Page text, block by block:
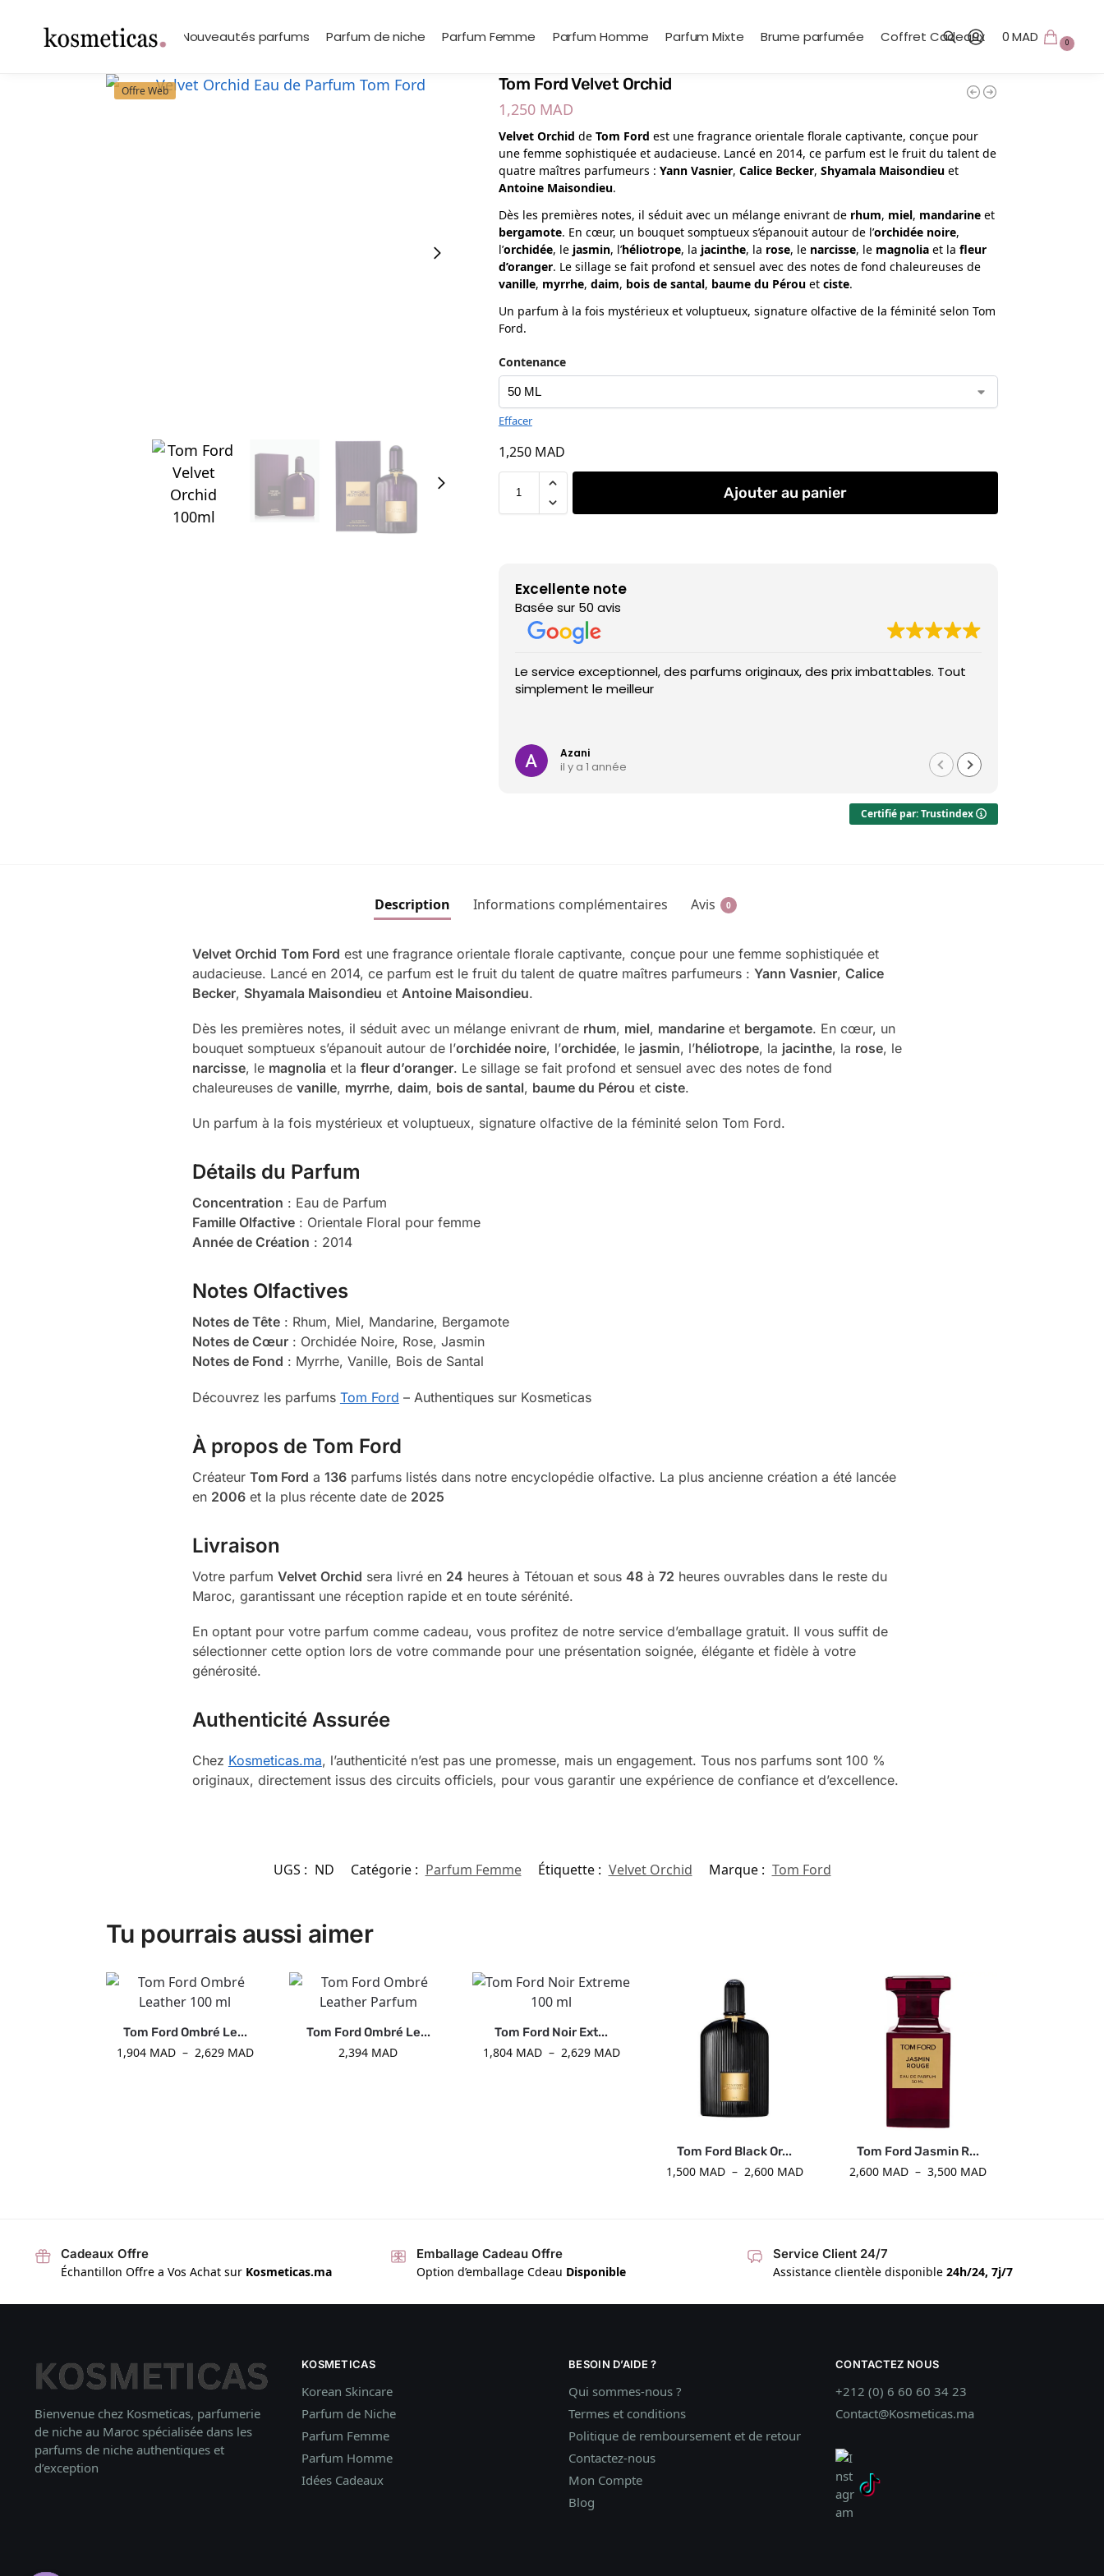
Marques Nouveautés parfums Parfum de niche Parfum Femme Parfum Homme Parfum Mixte Brume parfumée Coffret Cadeaux
Search
0MAD 0
Offre Web
Tom Ford Velvet Orchid
1,250 MAD
Velvet Orchid de Tom Ford est une fragrance orientale florale captivante, conçue pour
une femme sophistiquée et audacieuse. Lancé en 2014, ce parfum est le fruit du talent de
quatre maîtres parfumeurs : Yann Vasnier, Calice Becker, Shyamala Maisondieuet
Antoine Maisondieu.
Dès les premières notes, il séduit avec un mélange enivrant de rhum, miel, mandarineet
bergamote. En cœur, un bouquet somptueux s’épanouit autour de l’orchidée noire,
l’orchidée, le jasmin, l’héliotrope, la jacinthe, la rose, le narcisse, le magnoliaet la fleur
d’oranger. Le sillage se fait profond et sensuel avec des notes de fond chaleureuses de
vanille, myrrhe, daim, bois de santal, baume du Pérouet ciste.
Un parfum à la fois mystérieux et voluptueux, signature olfactive de la féminité selon Tom
Ford.
Contenance
Effacer
1,250 MAD
Ajouter au panier
Excellente note
Basée sur 50 avis
Le service exceptionnel, des parfums originaux, des prix imbattables. Tout
simplement le meilleur
Azani
il y a 1 année
Certifié par: Trustindex
Description Informations complémentaires Avis 0
Velvet Orchid Tom Ford est une fragrance orientale florale captivante, conçue pour une femme sophistiquée et
audacieuse. Lancé en 2014, ce parfum est le fruit du talent de quatre maîtres parfumeurs : Yann Vasnier, Calice
Becker, Shyamala Maisondieu et Antoine Maisondieu.
Dès les premières notes, il séduit avec un mélange enivrant de rhum, miel, mandarineet bergamote. En cœur, un
bouquet somptueux s’épanouit autour de l’orchidée noire, l’orchidée, le jasmin, l’héliotrope, la jacinthe, la rose, le
narcisse, le magnolia et la fleur d’oranger. Le sillage se fait profond et sensuel avec des notes de fond
chaleureuses de vanille, myrrhe, daim, bois de santal, baume du Pérou et ciste.
Un parfum à la fois mystérieux et voluptueux, signature olfactive de la féminité selon Tom Ford.
Détails du Parfum
Concentration : Eau de Parfum
Famille Olfactive: Orientale Floral pour femme
Année de Création : 2014
Notes Olfactives
Notes de Tête: Rhum, Miel, Mandarine, Bergamote
Notes de Cœur: Orchidée Noire, Rose, Jasmin
Notes de Fond : Myrrhe, Vanille, Bois de Santal
Découvrez les parfums Tom Ford – Authentiques sur Kosmeticas
À propos de Tom Ford
Créateur Tom Ford a 136parfums listés dans notre encyclopédie olfactive. La plus ancienne création a été lancée
en 2006et la plus récente date de 2025
Livraison
Votre parfum Velvet Orchid sera livré en 24 heures à Tétouan et sous 48à 72 heures ouvrables dans le reste du
Maroc, garantissant une réception rapide et en toute sérénité.
En optant pour votre parfum comme cadeau, vous profitez de notre service d’emballage gratuit. Il vous suffit de
sélectionner cette option lors de votre commande pour une présentation soignée, élégante et fidèle à votre
générosité.
Authenticité Assurée
Chez Kosmeticas.ma, l’authenticité n’est pas une promesse, mais un engagement. Tous nos parfums sont 100 %
originaux, directement issus des circuits officiels, pour vous garantir une expérience de confiance et d’excellence.
UGS : ND Catégorie : Parfum Femme Étiquette : Velvet Orchid Marque : Tom Ford
Tu pourrais aussi aimer
Tom Ford Ombré Le...
1,904 MAD – 2,629 MAD
Tom Ford Ombré Le...
2,394 MAD
Tom Ford Noir Ext...
1,804 MAD – 2,629 MAD
Tom Ford Black Or...
1,500 MAD – 2,600 MAD
Tom Ford Jasmin R...
2,600 MAD – 3,500 MAD
Cadeaux Offre
Échantillon Offre a Vos Achat sur Kosmeticas.ma
Emballage Cadeau Offre
Option d’emballage Cdeau Disponible
Service Client 24/7
Assistance clientèle disponible 24h/24, 7j/7
Bienvenue chez Kosmeticas, parfumerie
de niche au Maroc spécialisée dans les
parfums de niche authentiques et
d’exception
KOSMETICAS
Korean Skincare
Parfum de Niche
Parfum Femme
Parfum Homme
Idées Cadeaux
BESOIN D’AIDE ?
Qui sommes-nous ?
Termes et conditions
Politique de remboursement et de retour
Contactez-nous
Mon Compte
Blog
CONTACTEZ NOUS
+212 (0) 6 60 60 34 23
Contact@Kosmeticas.ma